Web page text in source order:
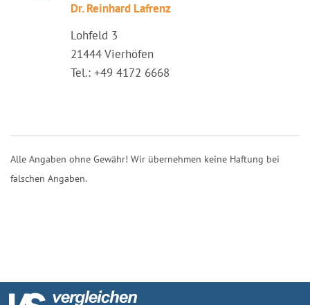
Dr. Reinhard Lafrenz
Lohfeld 3
21444 Vierhöfen
Tel.: +49 4172 6668
Alle Angaben ohne Gewähr! Wir übernehmen keine Haftung bei
falschen Angaben.